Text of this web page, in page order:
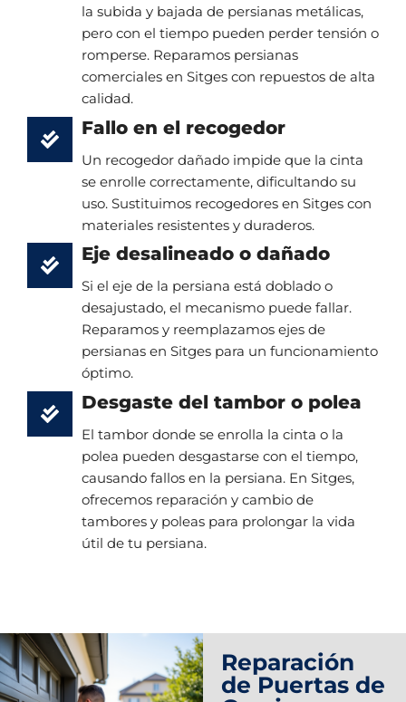
la subida y bajada de persianas metálicas,
pero con el tiempo pueden perder tensión o
romperse. Reparamos persianas
comerciales en Sitges con repuestos de alta
calidad.
Fallo en el recogedor
Un recogedor dañado impide que la cinta
se enrolle correctamente, dificultando su
uso. Sustituimos recogedores en Sitges con
materiales resistentes y duraderos.
Eje desalineado o dañado
Si el eje de la persiana está doblado o
desajustado, el mecanismo puede fallar.
Reparamos y reemplazamos ejes de
persianas en Sitges para un funcionamiento
óptimo.
Desgaste del tambor o polea
El tambor donde se enrolla la cinta o la
polea pueden desgastarse con el tiempo,
causando fallos en la persiana. En Sitges,
ofrecemos reparación y cambio de
tambores y poleas para prolongar la vida
útil de tu persiana.
Reparación
de Puertas de